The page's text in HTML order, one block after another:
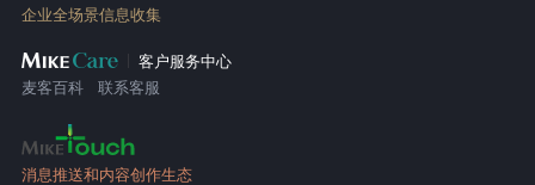
企业全场景信息收集
客户服务中心
麦客百科
联系客服
消息推送和内容创作生态